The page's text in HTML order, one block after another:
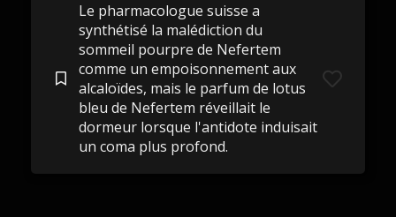
Le pharmacologue suisse a
synthétisé la malédiction du
sommeil pourpre de Nefertem
comme un empoisonnement aux
alcaloïdes, mais le parfum de lotus
bleu de Nefertem réveillait le
dormeur lorsque l'antidote induisait
un coma plus profond.